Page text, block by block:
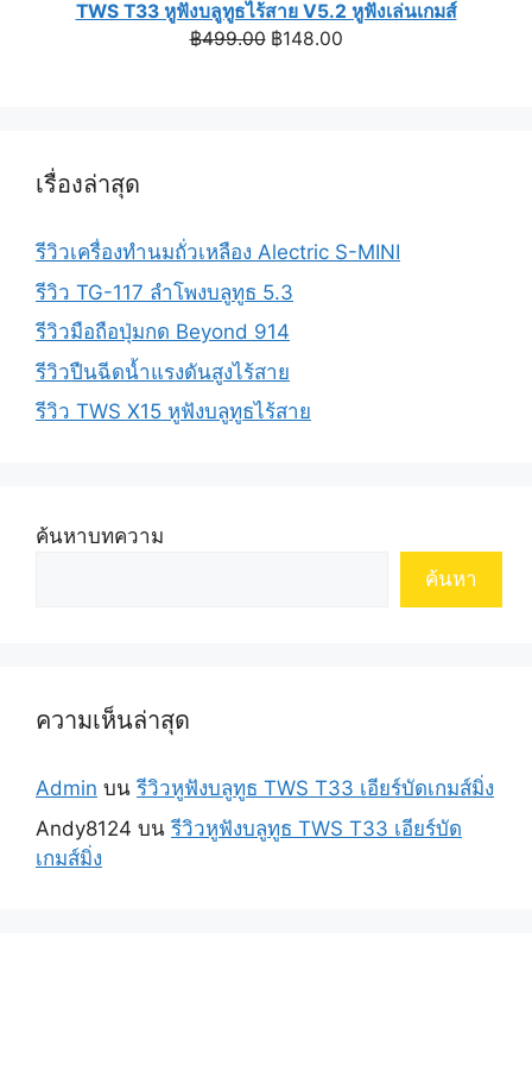
TWS T33 หูฟังบลูทูธไร้สาย V5.2 หูฟังเล่นเกมส์
฿499.00 Original
฿148.00Current
เรื่องล่าสุด
รีวิวเครื่องทำนมถั่วเหลือง Alectric S-MINI
รีวิว TG-117 ลำโพงบลูทูธ 5.3
รีวิวมือถือปุ่มกด Beyond 914
รีวิวปืนฉีดน้ำแรงดันสูงไร้สาย
รีวิว TWS X15 หูฟังบลูทูธไร้สาย
ค้นหาบทความ
ค้นหา
ความเห็นล่าสุด
Admin บนรีวิวหูฟังบลูทูธ TWS T33 เอียร์บัดเกมส์มิ่ง
Andy8124 บนรีวิวหูฟังบลูทูธ TWS T33 เอียร์บัด
เกมส์มิ่ง